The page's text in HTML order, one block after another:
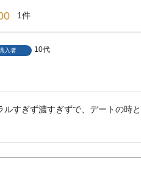
1
入者
10代
ルすぎず濃すぎずで、デートの時